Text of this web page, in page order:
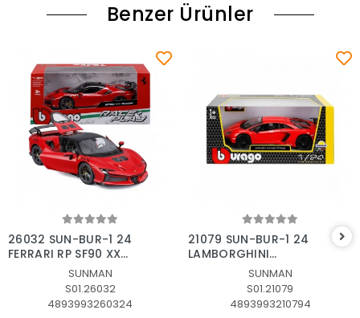
Benzer Ürünler
26032 SUN-BUR-1 24
FERRARI RP SF90 XX
STRADALE FERR
SUNMAN
S01.26032
4893993260324
21079 SUN-BUR-1 24
LAMBORGHINI
AVENTADOR SV COUPE
SUNMAN
S01.21079
4893993210794